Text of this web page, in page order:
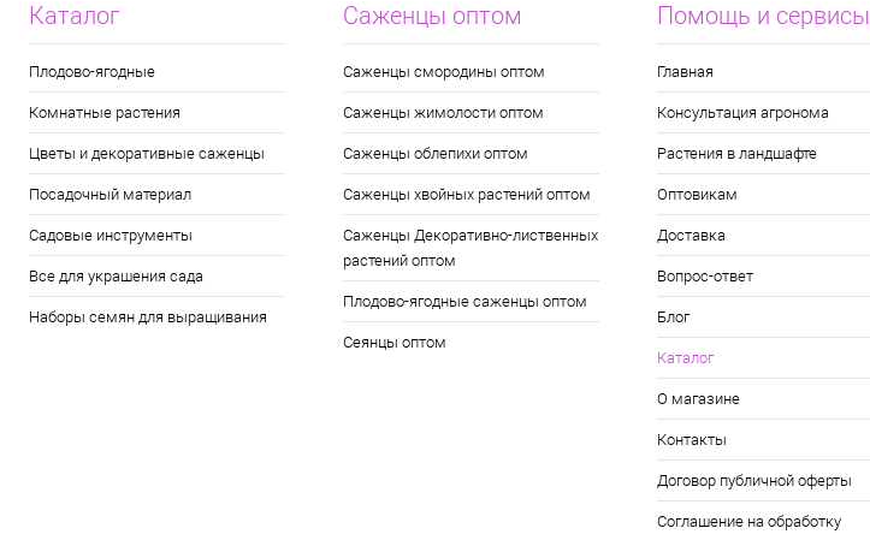
Каталог
Плодово-ягодные
Комнатные растения
Цветы и декоративные саженцы
Посадочный материал
Садовые инструменты
Все для украшения сада
Наборы семян для выращивания
Саженцы оптом
Саженцы смородины оптом
Саженцы жимолости оптом
Саженцы облепихи оптом
Саженцы хвойных растений оптом
Саженцы Декоративно-лиственных
растений оптом
Плодово-ягодные саженцы оптом
Сеянцы оптом
Помощь и сервисы
Главная
Консультация агронома
Растения в ландшафте
Оптовикам
Доставка
Вопрос-ответ
Блог
Каталог
О магазине
Контакты
Договор публичной оферты
Соглашение на обработку